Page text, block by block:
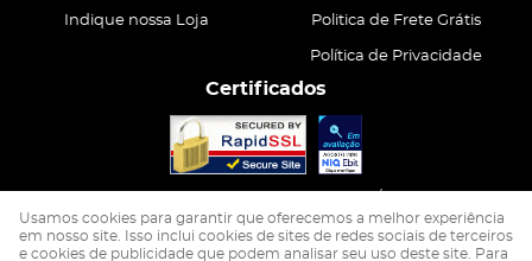
Indique nossa Loja Politica de Frete Grátis
Política de Privacidade
Certificados
Usamos cookies para garantir que oferecemos a melhor experiência
em nosso site. Isso inclui cookies de sites de redes sociais de terceiros
e cookies de publicidade que podem analisar seu uso deste site. Para